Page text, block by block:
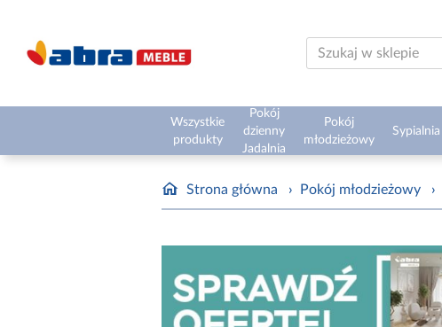
Wszystkie
produkty
Pokój
dzienny
Jadalnia
Pokój
młodzieżowy
Sypialnia
Strona główna › Pokój młodzieżowy ›